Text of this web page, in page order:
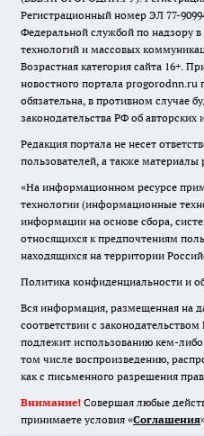
Регистрационный номер ЭЛ 77-
Федеральной службой по надзору
технологий и массовых
Возрастная категория сайта 16+.
новостного портала progorodnn.ru
обязательна, в противном случае
законодательства РФ об
Редакция портала не несет
пользователей, а также
«На информационном ресурсе
технологии (информационные
информации на основе сбора,
относящихся к предпочтениям
находящихся на территории
Политика конфиденциальности и
Вся информация, размещенная на
соответствии с
подлежит использованию кем-
том числе воспроизведению,
как с письменного разрешения
Внимание! Совершая любые
принимаете условия «Cоглашения